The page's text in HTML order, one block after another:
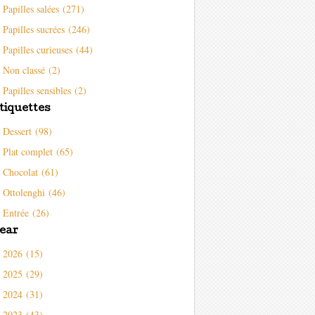
Papilles salées (271)
Papilles sucrées (246)
Papilles curieuses (44)
Non classé (2)
Papilles sensibles (2)
Dessert (98)
Plat complet (65)
Chocolat (61)
Ottolenghi (46)
Entrée (26)
2026 (15)
2025 (29)
2024 (31)